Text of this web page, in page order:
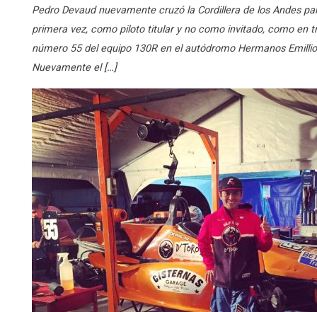
Pedro Devaud nuevamente cruzó la Cordillera de los Andes
primera vez, como piloto titular y no como invitado, como en
número 55 del equipo 130R en el autódromo Hermanos
Nuevamente el […]